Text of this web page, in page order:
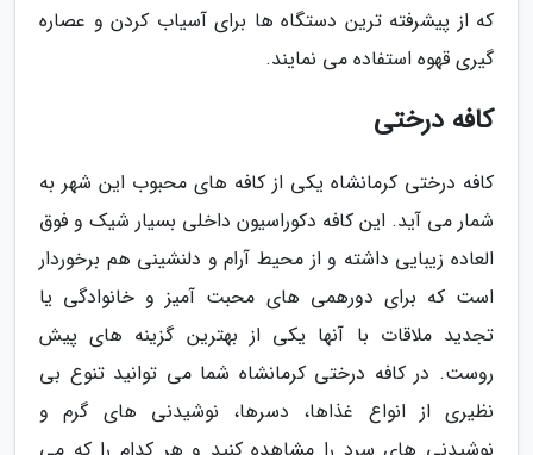
که از پیشرفته ترین دستگاه ها برای آسیاب کردن و عصاره
گیری قهوه استفاده می نمایند.
کافه درختی
کافه درختی کرمانشاه یکی از کافه های محبوب این شهر به
شمار می آید. این کافه دکوراسیون داخلی بسیار شیک و فوق
العاده زیبایی داشته و از محیط آرام و دلنشینی هم برخوردار
است که برای دورهمی های محبت آمیز و خانوادگی یا
تجدید ملاقات با آنها یکی از بهترین گزینه های پیش
روست. در کافه درختی کرمانشاه شما می توانید تنوع بی
نظیری از انواع غذاها، دسرها، نوشیدنی های گرم و